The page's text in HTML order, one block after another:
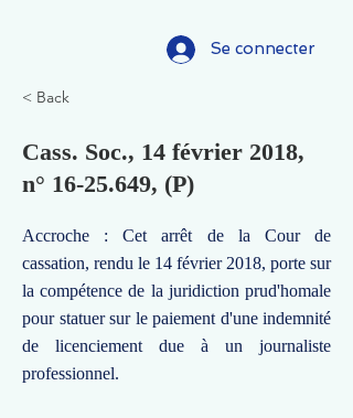
Se connecter
< Back
Cass. Soc., 14 février 2018,
n° 16-25.649, (P)
Accroche : Cet arrêt de la Cour de
cassation, rendu le 14 février 2018, porte sur
la compétence de la juridiction prud'homale
pour statuer sur le paiement d'une indemnité
de licenciement due à un journaliste
professionnel.